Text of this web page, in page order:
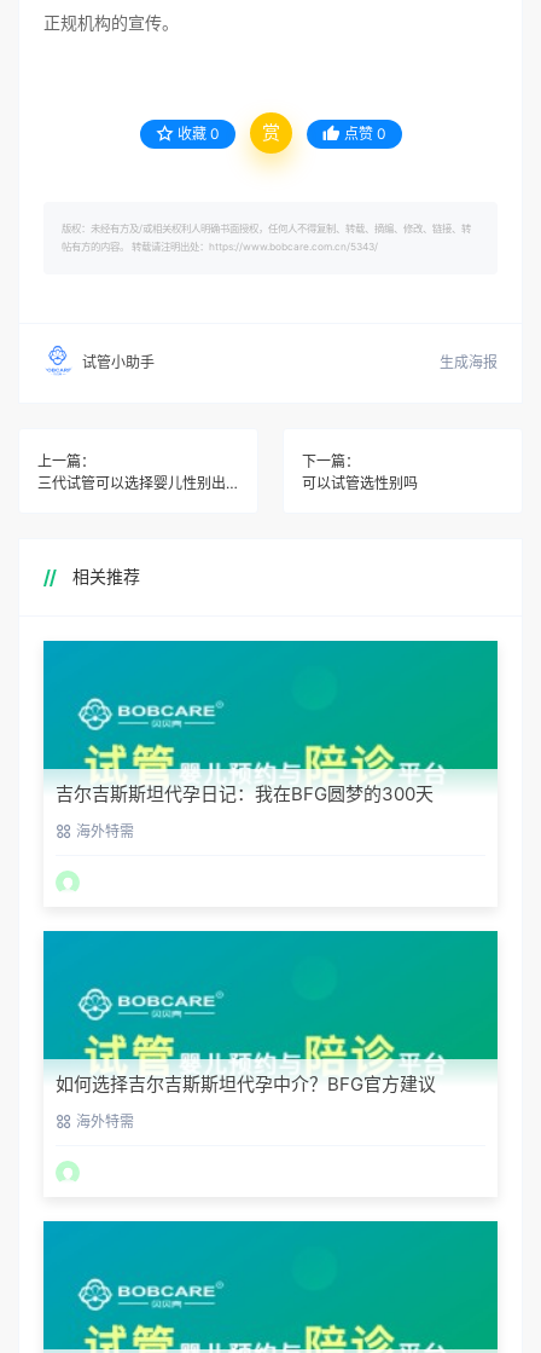
正规机构的宣传。
收藏 0 赏 点赞 0
版权：未经有方及/或相关权利人明确书面授权，任何人不得复制、转载、摘编、修改、链接、转
帖有方的内容。 转载请注明出处：https://www.bobcare.com.cn/5343/
试管小助手 生成海报
上一篇：
三代试管可以选择婴儿性别出错
下一篇：
可以试管选性别吗
相关推荐
吉尔吉斯斯坦代孕日记：我在BFG圆梦的300天
海外特需
如何选择吉尔吉斯斯坦代孕中介？BFG官方建议
海外特需